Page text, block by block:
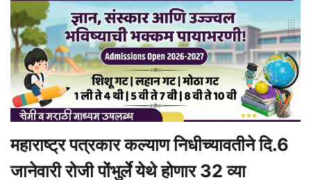
महाराष्ट्र पत्रकार कल्याण निधीच्यावतीने दि.6
जानेवारी रोजी पोंभुर्ले येथे होणार 32 व्या